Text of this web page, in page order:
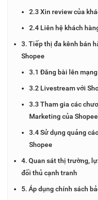
2.3 Xin review của
2.4 Liên hệ khách
3. Tiếp thị đa kênh bán
Shopee
3.1 Đăng bài lên
3.2 Livestream với
3.3 Tham gia các
Marketing của Shopee
3.4 Sử dụng quảng
Shopee
4. Quan sát thị trường,
đối thủ cạnh tranh
5. Áp dụng chính sách